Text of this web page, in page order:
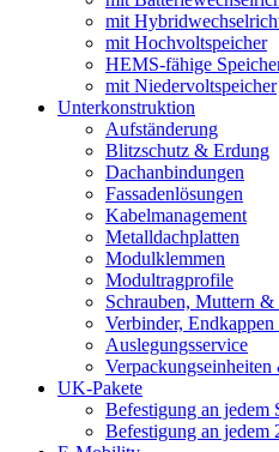
mit
mit Hochvoltspeicher
HEMS-fähige
mit Niedervoltspeicher
Unterkonstruktion
Aufständerung
Blitzschutz & Erdung
Dachanbindungen
Fassadenlösungen
Kabelmanagement
Metalldachplatten
Modulklemmen
Modultragprofile
Schrauben, Muttern &
Verbinder,
Auslegungsservice
UK-Pakete
Befestigung an jedem
Befestigung an jedem